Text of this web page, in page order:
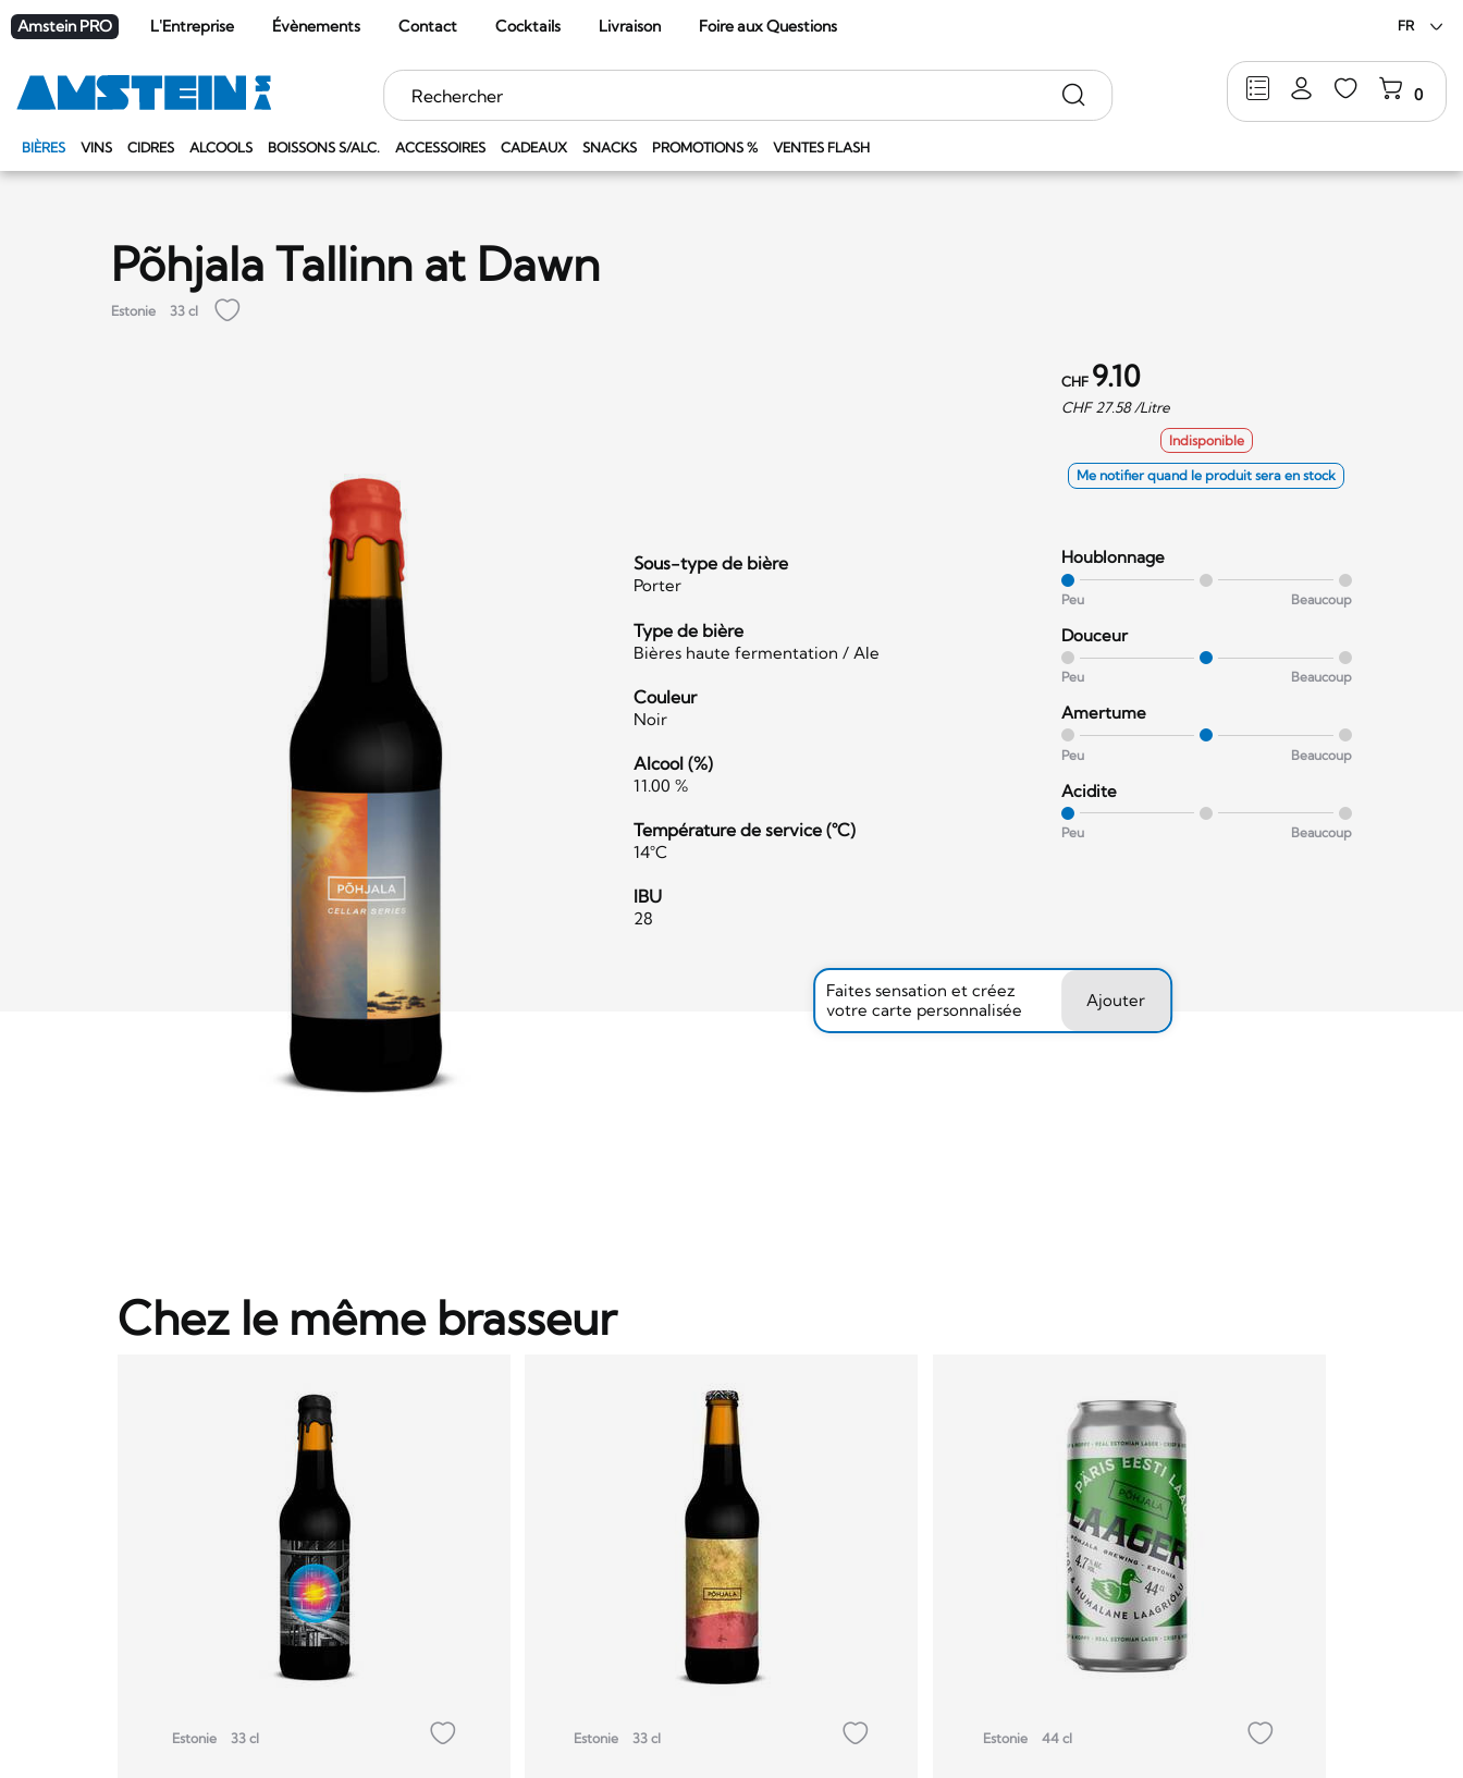
Amstein PRO L'Entreprise Évènements Contact Cocktails Livraison Foire aux Questions FR
BIÈRES VINS CIDRES ALCOOLS BOISSONS S/ALC. ACCESSOIRES CADEAUX SNACKS PROMOTIONS % VENTES FLASH
0
Mots
clés
Rechercher
Põhjala Tallinn at Dawn
Estonie 33 cl
CHF 9.10
CHF 27.58/Litre
Indisponible
Me notifier quand le produit sera en stock
Sous-type de bière
Porter
Type de bière
Bières haute fermentation / Ale
Couleur
Noir
Alcool (%)
11.00 %
Température de service (°C)
14°C
IBU
28
Houblonnage
Peu Beaucoup
Douceur
Peu Beaucoup
Amertume
Peu Beaucoup
Acidite
Peu Beaucoup
Faites sensation et créez
votre carte personnalisée
Ajouter
Chez le même brasseur
Estonie 33 cl Estonie 33 cl Estonie 44 cl